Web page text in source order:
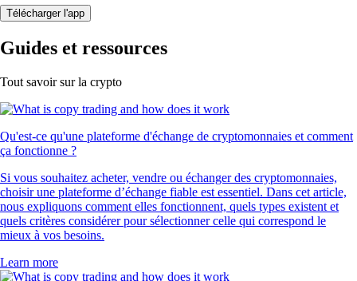
Télécharger l'app
Guides et ressources
Tout savoir sur la crypto
Qu'est-ce qu'une plateforme d'échange de cryptomonnaies et comment
ça fonctionne ?
Si vous souhaitez acheter, vendre ou échanger des cryptomonnaies,
choisir une plateforme d’échange fiable est essentiel. Dans cet article,
nous expliquons comment elles fonctionnent, quels types existent et
quels critères considérer pour sélectionner celle qui correspond le
mieux à vos besoins.
Learn more